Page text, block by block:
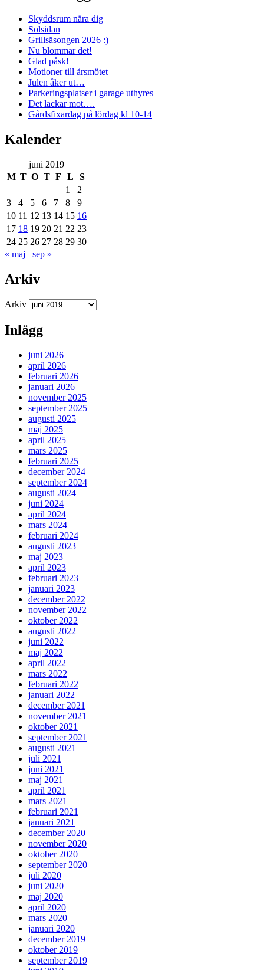
Skyddsrum nära dig
Solsidan
Grillsäsongen 2026 :)
Nu blommar det!
Glad påsk!
Motioner till årsmötet
Julen åker ut…
Parkeringsplatser i garage uthyres
Det lackar mot….
Gårdsfixardag på lördag kl 10-14
Kalender
juni 2019
M T O T F L
S
1
2
3
4 5 6 7 8
9
10 11 12 13 14 15 16
17 18 19 20 21 22 23
24 25 26 27 28 29 30
« maj
sep »
Arkiv
Arkiv
Inlägg
juni 2026
april 2026
februari 2026
januari 2026
november 2025
september 2025
augusti 2025
maj 2025
april 2025
mars 2025
februari 2025
december 2024
september 2024
augusti 2024
juni 2024
april 2024
mars 2024
februari 2024
augusti 2023
maj 2023
april 2023
februari 2023
januari 2023
december 2022
november 2022
oktober 2022
augusti 2022
juni 2022
maj 2022
april 2022
mars 2022
februari 2022
januari 2022
december 2021
november 2021
oktober 2021
september 2021
augusti 2021
juli 2021
juni 2021
maj 2021
april 2021
mars 2021
februari 2021
januari 2021
december 2020
november 2020
oktober 2020
september 2020
juli 2020
juni 2020
maj 2020
april 2020
mars 2020
januari 2020
december 2019
oktober 2019
september 2019